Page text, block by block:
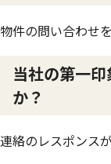
物件の問い合わせ
当社の第一
か？
連絡のレスポンス